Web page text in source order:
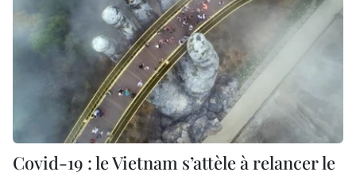
Covid-19 : le Vietnam s’attèle à relancer le